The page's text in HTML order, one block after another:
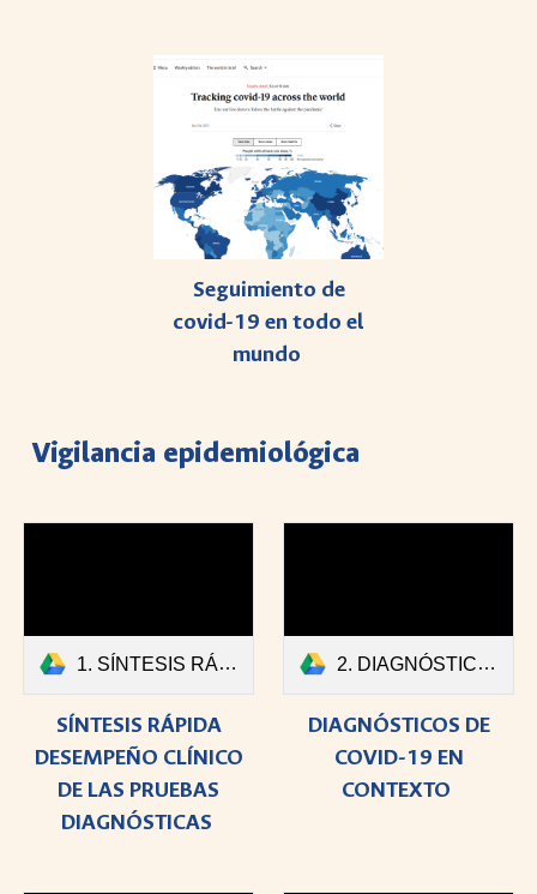
Seguimiento de
covid-19 en todo el
mundo
Vigilancia epidemiológica
1. SÍNTESIS RÁPIDA DESEMPEÑO CLÍNICO DE LAS PRUEBAS DIAGNÓSTICAS.pdf
SÍNTESIS RÁPIDA
DESEMPEÑO CLÍNICO
DE LAS PRUEBAS
DIAGNÓSTICAS
2. DIAGNÓSTICOS DE COVID-19 EN CONTEXTO.pdf
DIAGNÓSTICOS DE
COVID-19 EN
CONTEXTO